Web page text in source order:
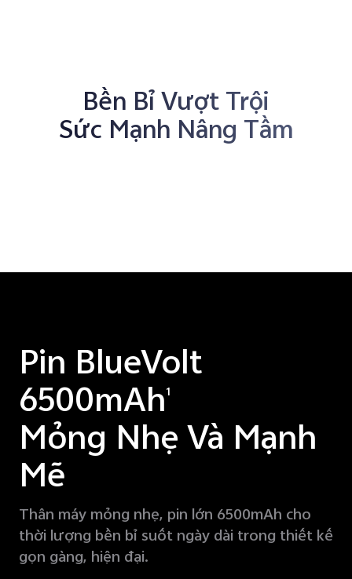
Bền Bỉ Vượt Trội
Sức Mạnh Nâng Tầm
Pin BlueVolt
6500mAh1
Mỏng Nhẹ Và Mạnh
Mẽ
Thân máy mỏng nhẹ, pin lớn 6500mAh cho
thời lượng bền bỉ suốt ngày dài trong thiết kế
gọn gàng, hiện đại.